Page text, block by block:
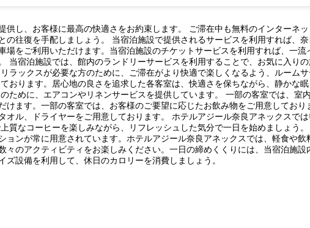
し、お客様に最高の快適さをお約束します。 ご滞在中も無料のインターネ
往復を手配しましょう。 当宿泊施設で提供されるサービスを利用すれば、
をご利用いただけます。当宿泊施設のチケットサービスを利用すれば、一流
当宿泊施設では、館内のランドリーサービスを利用することで、お気に入り
ラックスが必要な方のために、ご滞在がより快適で楽しくなるよう、ルーム
おります。居心地の良さを追求した各客室は、快適さを保ちながら、静かな
ために、エアコンやリネンサービスを提供しています。 一部の客室では、室
ます。一部の客室では、お客様のご要望に応じたお飲み物をご用意しており
ル、ドライヤーをご用意しております。 ホテルアジール奈良アネックスで
質なコーヒーを楽しみながら、リフレッシュした気分で一日を始めましょう
ンが常に用意されています。ホテルアジール奈良アネックスでは、軽食や
のアクティビティをお楽しみください。一日の締めくくりには、当宿泊施設
設備を利用して、休日のカロリーを消費しましょう。